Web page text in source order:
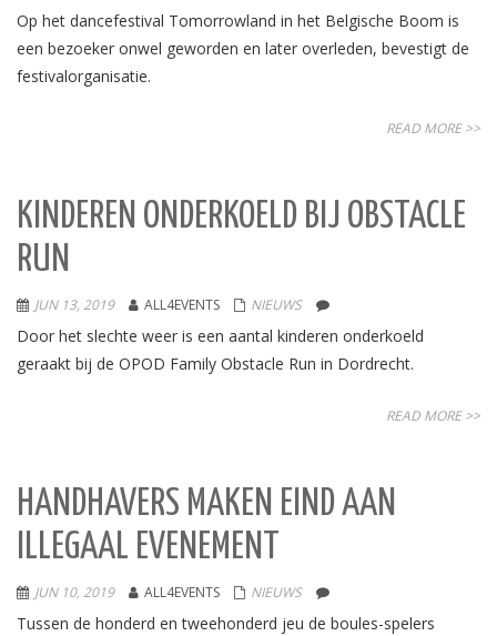
Op het dancefestival Tomorrowland in het Belgische Boom is
een bezoeker onwel geworden en later overleden, bevestigt de
festivalorganisatie.
READ MORE >>
KINDEREN ONDERKOELD BIJ OBSTACLE
RUN
JUN 13, 2019 ALL4EVENTS NIEUWS
Door het slechte weer is een aantal kinderen onderkoeld
geraakt bij de OPOD Family Obstacle Run in Dordrecht.
READ MORE >>
HANDHAVERS MAKEN EIND AAN
ILLEGAAL EVENEMENT
JUN 10, 2019 ALL4EVENTS NIEUWS
Tussen de honderd en tweehonderd jeu de boules-spelers